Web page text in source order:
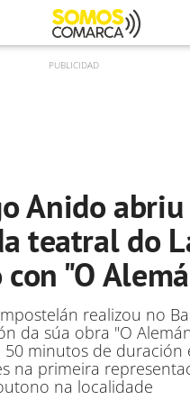
Anido abriu
teatral do
"O
realizou no
da súa obra "O
50 minutos de duración
na primeira
na localidade